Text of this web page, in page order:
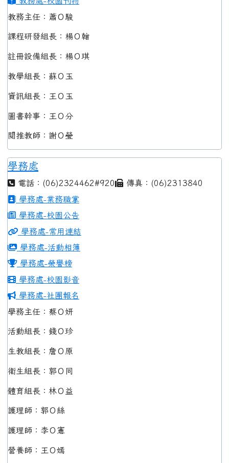
教務主任：蕭Ｏ駿
課程研發組長：楊Ｏ翰
註冊設備組長：楊Ｏ琪
教學組長：蘇Ｏ玉
資訊組長：王Ｏ玉
圖書幹事：王Ｏ分
閱推教師：謝Ｏ瑩
學務處
電話：(06)2324462#920
傳真：(06)2313840
學務處-業務職掌
學務處-校園公告
學務處-常用連結
學務處-活動相簿
學務處-榮譽榜
學務處-校園影音
學務處-社團報名
學務主任：蔡Ｏ妍
活動組長：錢Ｏ珍
生教組長：詹Ｏ原
衛生組長：郭Ｏ同
體育組長：林Ｏ益
護理師：郭Ｏ絲
護理師：李Ｏ憲
營養師：王Ｏ嫣